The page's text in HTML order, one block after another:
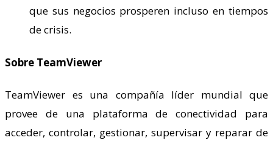
que sus negocios prosperen incluso en tiempos
de crisis.
Sobre TeamViewer
TeamViewer es una compañía líder mundial que
provee de una plataforma de conectividad para
acceder, controlar, gestionar, supervisar y reparar de